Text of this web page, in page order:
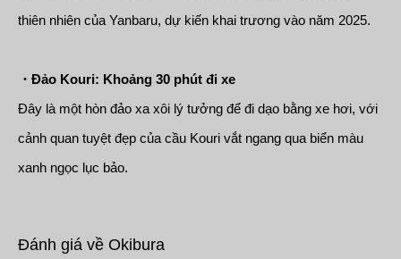
thiên nhiên của Yanbaru, dự kiến khai trương vào năm 2025.
・Đảo Kouri: Khoảng 30 phút đi xe
Đây là một hòn đảo xa xôi lý tưởng để đi dạo bằng xe hơi, với
cảnh quan tuyệt đẹp của cầu Kouri vắt ngang qua biển màu
xanh ngọc lục bảo.
Đánh giá về Okibura